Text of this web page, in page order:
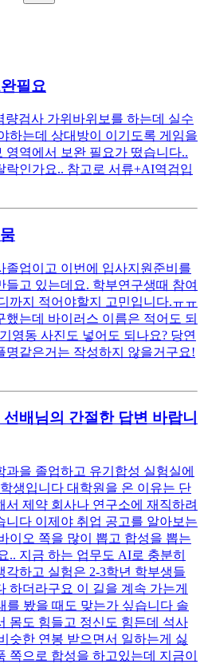
필요
량검사 가위바위보를 하는데 실수
하는데 상대방이 이기도록 게임을
영역에서 보완 필요가 떴습니다..
락인가요.. 참고로 서류+AI역검입
졸업이고 이번에 입사지원준비를
들고 있는데요. 학부연구생때 참여
까지 적어야할지 고민입니다.ㅠㅠ
했는데 바이러스 이름은 적어도 되
영동 사진도 넣어도 되나요? 당연
명같은거는 작성하지 않을거구요!
배님의 간절한 답변 바랍니
과을 졸업하고 유기합성 실험실에
생입니다 대학원을 온 이유는 단
서 제약 회사나 연구소에 재직하려
니다 이제야 취업 공고를 알아보는
이오 쪽을 많이 뽑고 합성을 뽑는
.. 지금 하는 업무도 AI로 충분히
각하고 실험은 2-3학년 학부생들
하더라구요 이 길을 계속 가는게
를 봤을 때도 맞는가 싶습니다 솔
몸도 힘들고 정신도 힘든데 석사
슷한 연봉 받으면서 일하는게 싫
쪽으로 합성을 하고있는데 지금이